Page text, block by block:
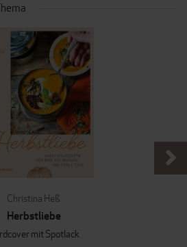
Christina Heß
Herbstliebe
mit Spotlack